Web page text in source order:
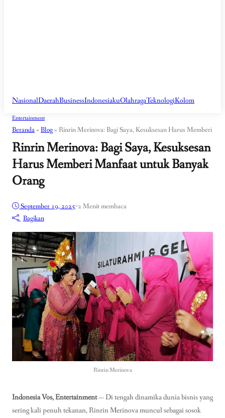
NasionalDaerahBusinessIndonesiakuOlahragaTeknologiKolom
Entertainment
Beranda » Blog » Rinrin Merinova: Bagi Saya, Kesuksesan Harus Memberi
Rinrin Merinova: Bagi Saya, Kesuksesan
Harus Memberi Manfaat untuk Banyak
Orang
September 19, 2025•2 Menit membaca
Bagikan
Rinrin Merinova
Indonesia Vos, Entertainment— Di tengah dinamika dunia bisnis yang
sering kali penuh tekanan, Rinrin Merinova muncul sebagai sosok